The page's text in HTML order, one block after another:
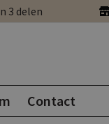
3 delen
Contact